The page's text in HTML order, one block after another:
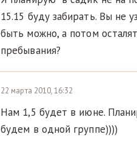
15.15 буду забирать. Вы не
быть можно, а потом
пребывания?
22 марта 2010, 16:32
Нам 1,5 будет в июне.
будем в одной группе))))